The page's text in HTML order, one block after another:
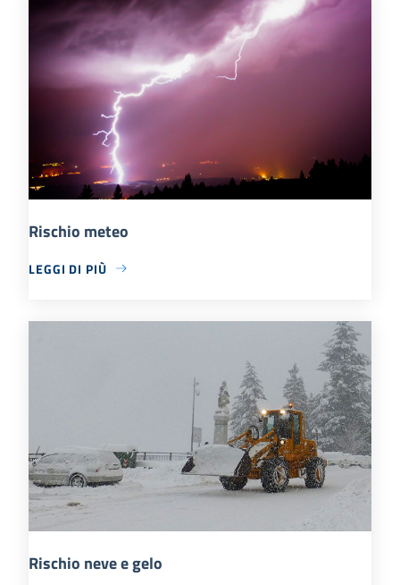
Rischio meteo
LEGGI DI PIÙ
Rischio neve e gelo